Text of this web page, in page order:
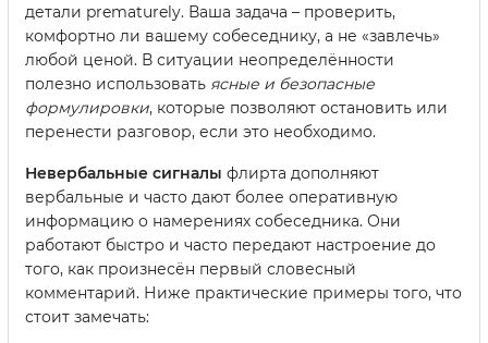
детали prematurely. Ваша задача – проверить,
комфортно ли вашему собеседнику, а не «завлечь»
любой ценой. В ситуации неопределённости
полезно использовать ясные и безопасные
формулировки, которые позволяют остановить или
перенести разговор, если это необходимо.
Невербальные сигналы флирта дополняют
вербальные и часто дают более оперативную
информацию о намерениях собеседника. Они
работают быстро и часто передают настроение до
того, как произнесён первый словесный
комментарий. Ниже практические примеры того, что
стоит замечать: